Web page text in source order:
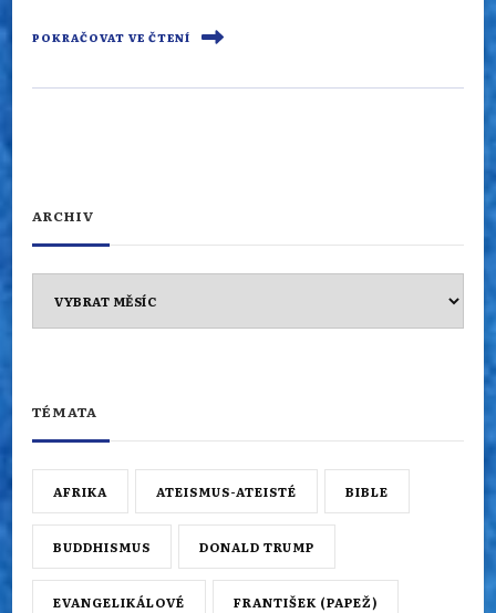
POKRAČOVAT VE ČTENÍ
ARCHIV
TÉMATA
AFRIKA ATEISMUS-ATEISTÉ BIBLE
BUDDHISMUS DONALD TRUMP
EVANGELIKÁLOVÉ FRANTIŠEK (PAPEŽ)